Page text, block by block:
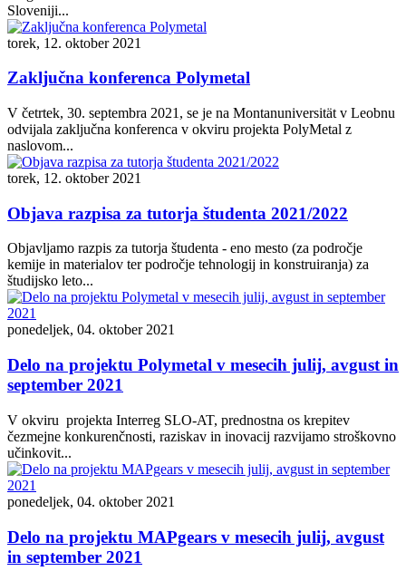
Sloveniji...
torek, 12. oktober 2021
Zaključna konferenca Polymetal
V četrtek, 30. septembra 2021, se je na Montanuniversität v Leobnu
odvijala zaključna konferenca v okviru projekta PolyMetal z
naslovom...
torek, 12. oktober 2021
Objava razpisa za tutorja študenta 2021/2022
Objavljamo razpis za tutorja študenta - eno mesto (za področje
kemije in materialov ter področje tehnologij in konstruiranja) za
študijsko leto...
ponedeljek, 04. oktober 2021
Delo na projektu Polymetal v mesecih julij, avgust in
september 2021
V okviru projekta Interreg SLO-AT, prednostna os krepitev
čezmejne konkurenčnosti, raziskav in inovacij razvijamo stroškovno
učinkovit...
ponedeljek, 04. oktober 2021
Delo na projektu MAPgears v mesecih julij, avgust
in september 2021